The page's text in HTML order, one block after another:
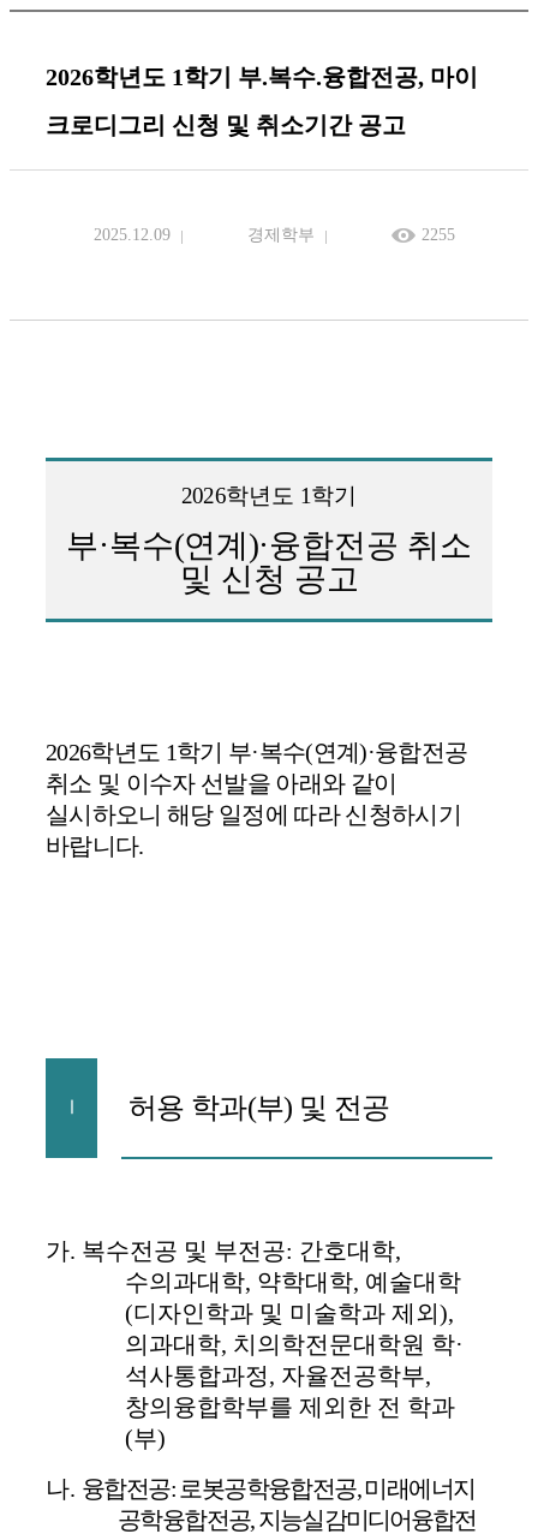
2026학년도 1학기 부.복수.융합전공, 마이
크로디그리 신청 및 취소기간 공고
2025.12.09 경제학부 2255
2026학년도 1학기
부·복수(연계 )·융합전공 취소
및 신청 공고
2026학년도 1학기 부·복수(연계)·융합전공
취소 및 이수자 선발을 아래와 같이
실시하오니 해당 일정에 따라 신청하시기
바랍니다.
Ⅰ 허용 학과(부) 및 전공
가. 복수전공 및 부전공: 간호대학,
수의과대학, 약학대학, 예술대학
(디자인학과 및 미술학과 제외 ),
의과대학, 치의학전문대학원 학·
석사통합과정, 자율전공학부,
창의융합학부를 제외한 전 학과
(부)
나. 융합전공: 로봇공학융합전공,미래에너지
공학융합전공,지능실감미디어융합전